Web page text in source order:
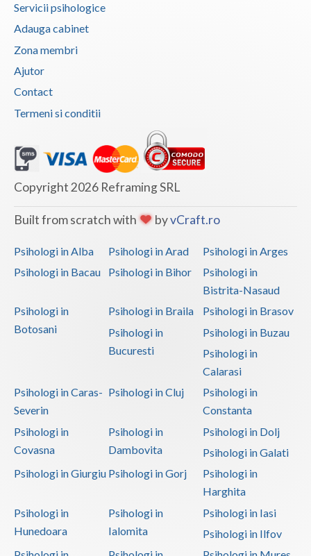
Servicii psihologice
Adauga cabinet
Zona membri
Ajutor
Contact
Termeni si conditii
Copyright 2026 Reframing SRL
Built from scratch with byvCraft.ro
Psihologi in Alba Psihologi in Arad
Psihologi in Arges
Psihologi in Bacau
Psihologi in Bihor
Psihologi in
Bistrita-Nasaud
Psihologi in
Botosani
Psihologi in Braila
Psihologi in Brasov
Psihologi in
Bucuresti
Psihologi in Buzau
Psihologi in
Calarasi
Psihologi in Caras-
Severin
Psihologi in Cluj
Psihologi in
Constanta
Psihologi in
Covasna
Psihologi in
Dambovita
Psihologi in Dolj
Psihologi in Galati
Psihologi in Giurgiu Psihologi in Gorj
Psihologi in
Harghita
Psihologi in
Hunedoara
Psihologi in
Ialomita
Psihologi in Iasi
Psihologi in Ilfov